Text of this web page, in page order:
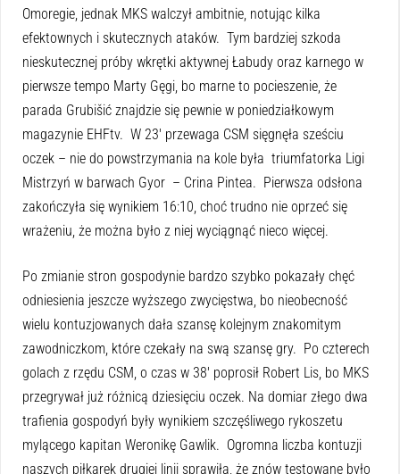
Omoregie, jednak MKS walczył ambitnie, notując kilka
efektownych i skutecznych ataków. Tym bardziej szkoda
nieskutecznej próby wkrętki aktywnej Łabudy oraz karnego w
pierwsze tempo Marty Gęgi, bo marne to pocieszenie, że
parada Grubišić znajdzie się pewnie w poniedziałkowym
magazynie EHFtv. W 23′ przewaga CSM sięgnęła sześciu
oczek – nie do powstrzymania na kole była triumfatorka Ligi
Mistrzyń w barwach Gyor – Crina Pintea. Pierwsza odsłona
zakończyła się wynikiem 16:10, choć trudno nie oprzeć się
wrażeniu, że można było z niej wyciągnąć nieco więcej.
Po zmianie stron gospodynie bardzo szybko pokazały chęć
odniesienia jeszcze wyższego zwycięstwa, bo nieobecność
wielu kontuzjowanych dała szansę kolejnym znakomitym
zawodniczkom, które czekały na swą szansę gry. Po czterech
golach z rzędu CSM, o czas w 38′ poprosił Robert Lis, bo MKS
przegrywał już różnicą dziesięciu oczek. Na domiar złego dwa
trafienia gospodyń były wynikiem szczęśliwego rykoszetu
mylącego kapitan Weronikę Gawlik. Ogromna liczba kontuzji
naszych piłkarek drugiej linii sprawiła, że znów testowane było